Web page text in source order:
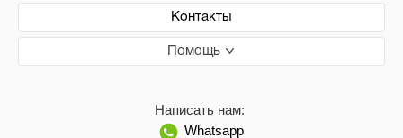
Контакты
Помощь
Написать нам:
Whatsapp